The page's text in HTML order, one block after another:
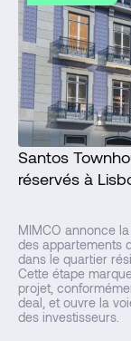
Santos
réservés à
MIMCO annonce
des appartements
dans le quartier
Cette étape
projet,
deal, et ouvre la
des investisseurs.